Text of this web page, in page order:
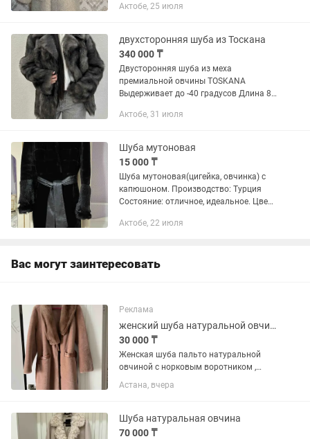
Актобе, 25 июля
двухсторонняя шуба из Тоскана
340 000 ₸
Двусторонняя шуба из меха
премиальной овчины TOSKANA
Выдерживает до -40 градусов Длина 80
Цена 340 000 тг
Актобе, 31 июля
Шуба мутоновая
15 000 ₸
Шуба мутоновая(цигейка, овчинка) с
капюшоном. Производство: Турция
Состояние: отличное, идеальное. Цвет:
Длина: по колено Цена:договорная
Актобе, 22 июля
Вас могут заинтересовать
Реклама
женский шуба натуральной овчиной с норковым воротником
30 000 ₸
Женская шуба пальто натуральной
овчиной с норковым воротником ,
новый
Астана, вчера
Шуба натуральная овчина
70 000 ₸